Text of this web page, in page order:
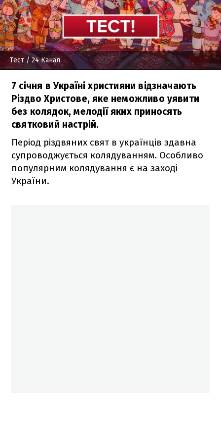
Тест / 24 Канал
7 січня в Україні християни відзначають
Різдво Христове, яке неможливо уявити
без колядок, мелодії яких приносять
святковий настрій.
Період різдвяних свят в українців здавна
супроводжується колядуванням. Особливо
популярним колядування є на заході
України.